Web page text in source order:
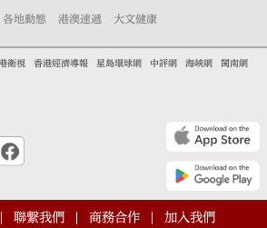
各地動態 港澳速遞 大文健康
衛視 香港經濟導報 星島環球網 中評網 海峽網
閩南網
聯繫我們 商務合作 加入我們